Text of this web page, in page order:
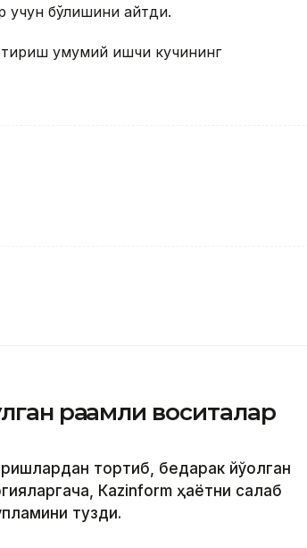
учун бўлишини айтди.
умумий ишчи кучининг
рақамли воситалар
тортиб, бедарак йўқолган
Кazinform ҳаётни сақлаб
тузди.